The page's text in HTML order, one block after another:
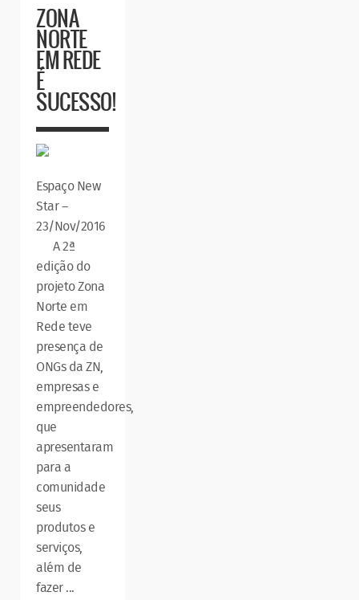
ZONA
NORTE
EM REDE
É
SUCESSO!
Espaço New
Star –
23/Nov/2016
A 2ª
edição do
projeto Zona
Norte em
Rede teve
presença de
ONGs da ZN,
empresas e
empreendedores,
que
apresentaram
para a
comunidade
seus
produtos e
serviços,
além de
fazer ...